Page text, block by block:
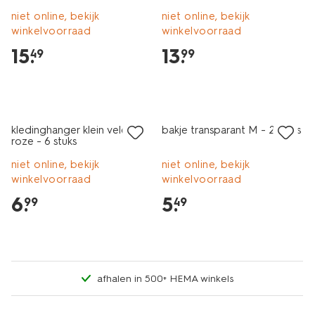
niet online, bekijk
winkelvoorraad
15.
49
niet online, bekijk
winkelvoorraad
13.
99
kledinghanger klein velours
roze - 6 stuks
niet online, bekijk
winkelvoorraad
6.
99
bakje transparant M - 2 stuks
niet online, bekijk
winkelvoorraad
5.
49
afhalen in 500+ HEMA winkels